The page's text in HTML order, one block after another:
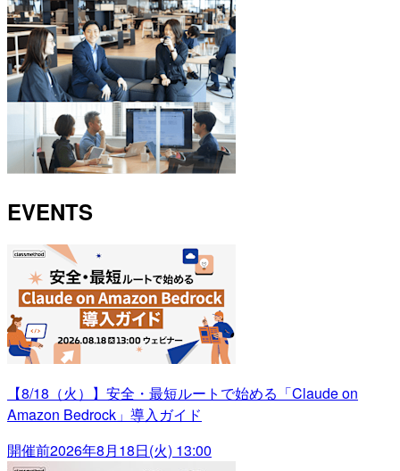
EVENTS
【8/18（火）】安全・最短ルートで始める「Claude on
Amazon Bedrock」導入ガイド
開催前2026年8月18日(火) 13:00